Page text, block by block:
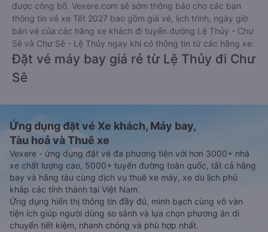
được công bố. Vexere.com sẽ sớm thông báo cho các bạn
thông tin vé xe Tết 2027 bao gồm giá vé, lịch trình, ngày giờ
bán vé của các hãng xe khách đi tuyến đường Lệ Thủy - Chư
Sê và Chư Sê - Lệ Thủy ngay khi có thông tin từ các hãng xe.
Đặt vé máy bay giá rẻ từ Lệ Thủy đi Chư
Sê
Ứng dụng đặt vé Xe khách, Máy bay,
Tàu hoả và Thuê xe
Vexere - ứng dụng đặt vé đa phương tiện với hơn 3000+ nhà
xe chất lượng cao, 5000+ tuyến đường toàn quốc, tất cả hãng
bay và hãng tàu cùng dịch vụ thuê xe máy, xe du lịch phủ
khắp các tỉnh thành tại Việt Nam.
Ứng dụng hiển thị thông tin đầy đủ, minh bạch cùng vô vàn
tiện ích giúp người dùng so sánh và lựa chọn phương án di
chuyển tiết kiệm, nhanh chóng và phù hợp nhất.